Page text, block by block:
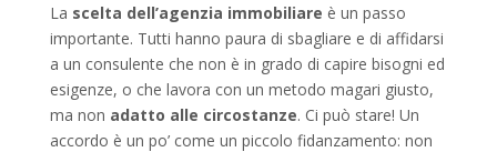
La scelta dell’agenzia immobiliare è un passo
importante. Tutti hanno paura di sbagliare e di affidarsi
a un consulente che non è in grado di capire bisogni ed
esigenze, o che lavora con un metodo magari giusto,
ma non adatto alle circostanze. Ci può stare! Un
accordo è un po’ come un piccolo fidanzamento: non